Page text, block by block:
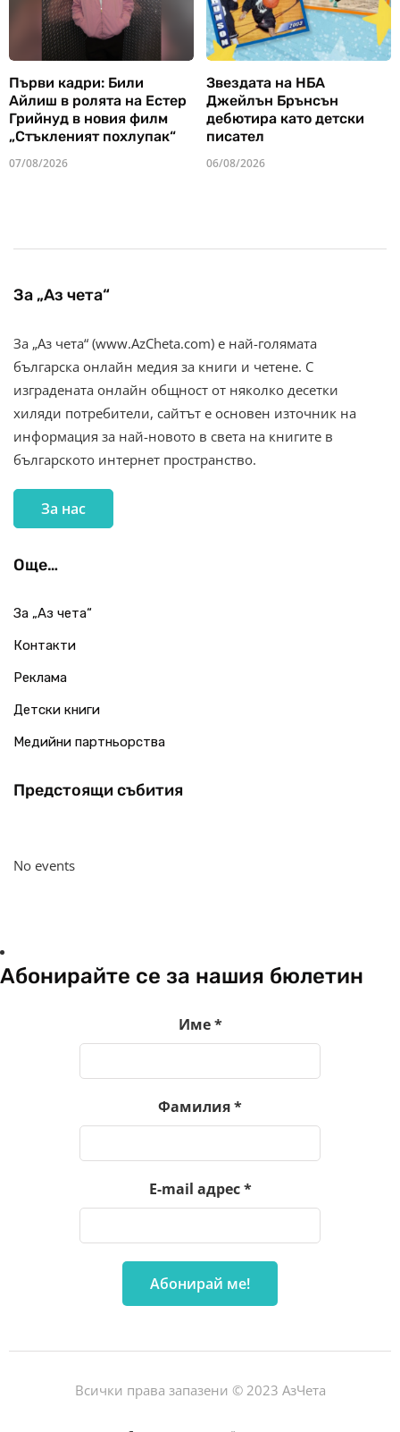
Първи кадри: Били
Айлиш в ролята на Естер
Грийнуд в новия филм
„Стъкленият похлупак“
07/08/2026
Звездата на НБА
Джейлън Брънсън
дебютира като детски
писател
06/08/2026
За „Аз чета“
За „Аз чета“ (www.AzCheta.com) е най-голямата
българска онлайн медия за книги и четене. С
изградената онлайн общност от няколко десетки
хиляди потребители, сайтът е основен източник на
информация за най-новото в света на книгите в
българското интернет пространство.
За нас
Още…
За „Аз чета“
Контакти
Реклама
Детски книги
Медийни партньорства
Предстоящи събития
No events
Абонирайте се за нашия бюлетин
Име*
Фамилия*
E-mail адрес*
Всички права запазени © 2023 АзЧета